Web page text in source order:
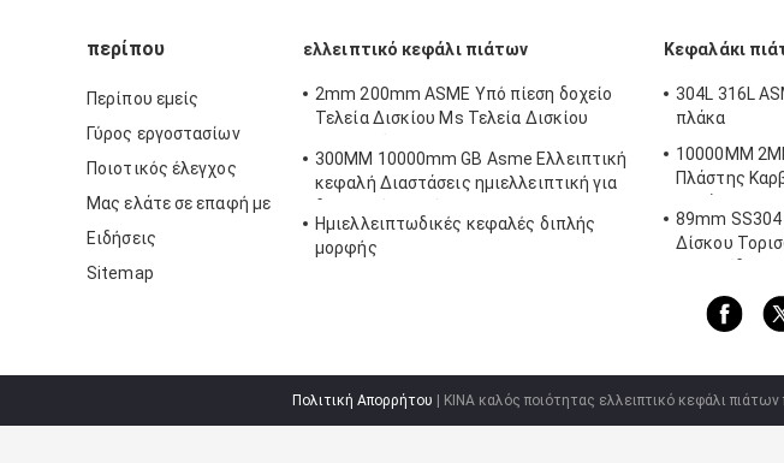
περίπου
Περίπου εμείς
Γύρος εργοστασίων
Ποιοτικός έλεγχος
Μας ελάτε σε επαφή με
Ειδήσεις
Sitemap
ελλειπτικό κεφάλι πιάτων
2mm 200mm ASME Υπό πίεση δοχείο
Τελεία Δισκίου Ms Τελεία Δισκίου
300MM 10000mm GB Asme Ελλειπτική
κεφαλή Διαστάσεις ημιελλειπτική για
Ημιελλειπτωδικές κεφαλές διπλής
μορφής
Κεφαλάκι
304L 316L
πλάκα
10000MM
Πλάστης
89mm SS304
Δίσκου
Πολιτική Απορρήτου | ΚΙΝΑ καλός ποιότητας ελλειπτικό κεφάλι